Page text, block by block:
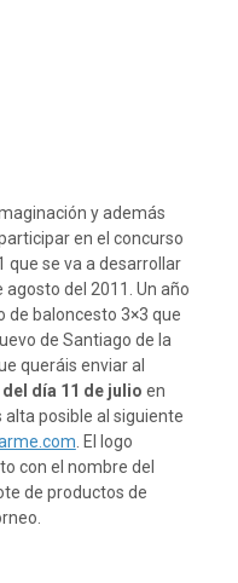
y además
en el concurso
que se va a desarrollar
del 2011. Un año
de baloncesto 3×3 que
de Santiago de la
queráis enviar al
día 11 de julio en
posible al siguiente
. El logo
con el nombre del
de productos de